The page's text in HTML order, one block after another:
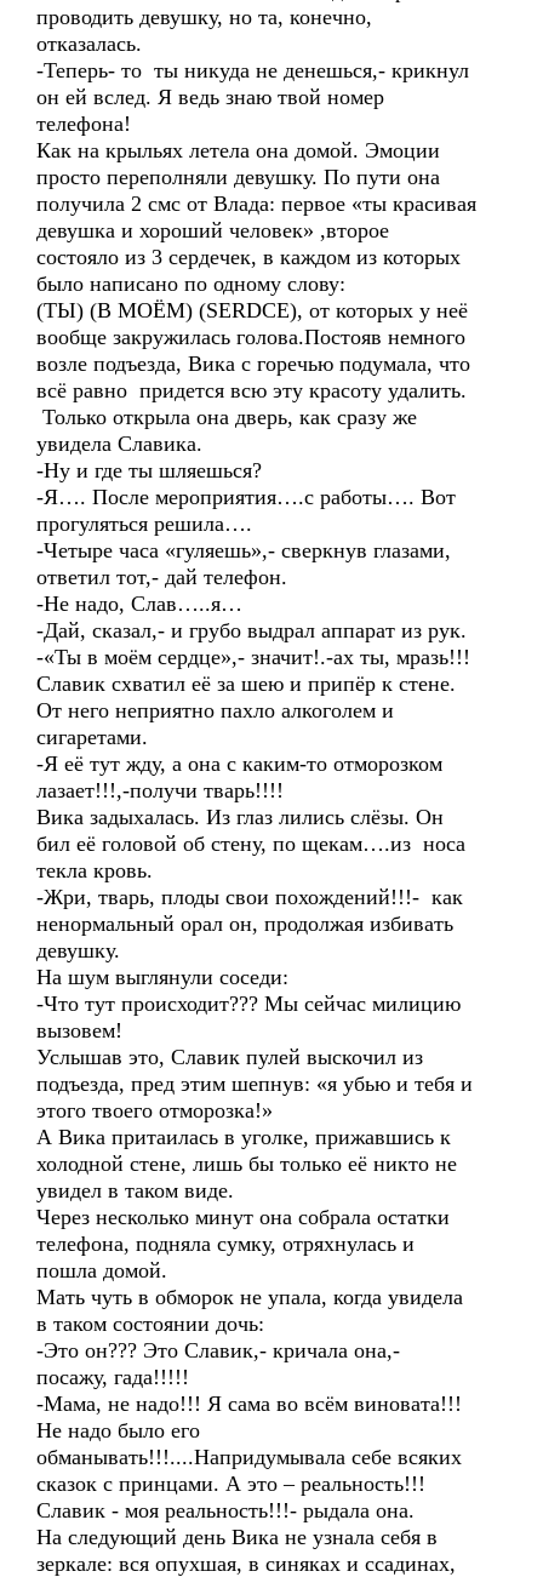
проводить девушку, но та, конечно,
отказалась.
-Теперь- то ты никуда не денешься,- крикнул
он ей вслед. Я ведь знаю твой номер
телефона!
Как на крыльях летела она домой. Эмоции
просто переполняли девушку. По пути она
получила 2 смс от Влада: первое «ты красивая
девушка и хороший человек» ,второе
состояло из 3 сердечек, в каждом из которых
было написано по одному слову:
(ТЫ) (В МОЁМ) (SERDCE), от которых у неё
вообще закружилась голова.Постояв немного
возле подъезда, Вика с горечью подумала, что
всё равно придется всю эту красоту удалить.
Только открыла она дверь, как сразу же
увидела Славика.
-Ну и где ты шляешься?
-Я…. После мероприятия….с работы…. Вот
прогуляться решила….
-Четыре часа «гуляешь»,- сверкнув глазами,
ответил тот,- дай телефон.
-Не надо, Слав…..я…
-Дай, сказал,- и грубо выдрал аппарат из рук.
-«Ты в моём сердце»,- значит!.-ах ты, мразь!!!
Славик схватил её за шею и припёр к стене.
От него неприятно пахло алкоголем и
сигаретами.
-Я её тут жду, а она с каким-то отморозком
лазает!!!,-получи тварь!!!!
Вика задыхалась. Из глаз лились слёзы. Он
бил её головой об стену, по щекам….из носа
текла кровь.
-Жри, тварь, плоды свои похождений!!!- как
ненормальный орал он, продолжая избивать
девушку.
На шум выглянули соседи:
-Что тут происходит??? Мы сейчас милицию
вызовем!
Услышав это, Славик пулей выскочил из
подъезда, пред этим шепнув: «я убью и тебя и
этого твоего отморозка!»
А Вика притаилась в уголке, прижавшись к
холодной стене, лишь бы только её никто не
увидел в таком виде.
Через несколько минут она собрала остатки
телефона, подняла сумку, отряхнулась и
пошла домой.
Мать чуть в обморок не упала, когда увидела
в таком состоянии дочь:
-Это он??? Это Славик,- кричала она,-
посажу, гада!!!!!
-Мама, не надо!!! Я сама во всём виновата!!!
Не надо было его
обманывать!!!....Напридумывала себе всяких
сказок с принцами. А это – реальность!!!
Славик - моя реальность!!!- рыдала она.
На следующий день Вика не узнала себя в
зеркале: вся опухшая, в синяках и ссадинах,